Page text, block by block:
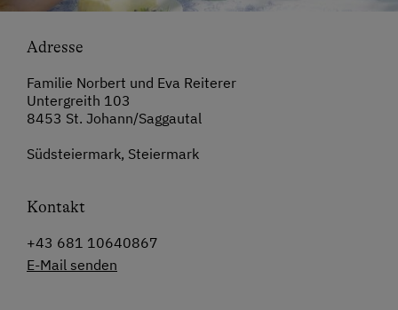
Adresse
Familie Norbert und Eva Reiterer
Untergreith 103
8453 St. Johann/Saggautal
Südsteiermark, Steiermark
Kontakt
+43 681 10640867
E-Mail senden